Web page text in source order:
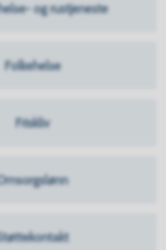
og rustjeneste
Folkehelse
Friskliv